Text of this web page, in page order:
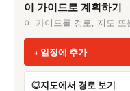
이 가이드로 계획하기
이 가이드를 경로, 지도
일정에 추가
지도에서 경로 보기